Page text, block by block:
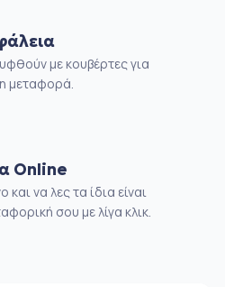
με κουβέρτες για
μεταφορά.
Online
να λες τα ίδια είναι
σου με λίγα κλικ.